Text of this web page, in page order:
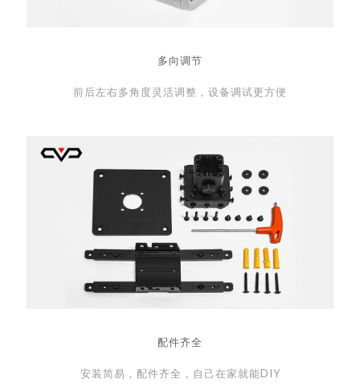
多向调节
前后左右多角度灵活调整，设备调试更方便
配件齐全
安装简易，配件齐全，自己在家就能DIY